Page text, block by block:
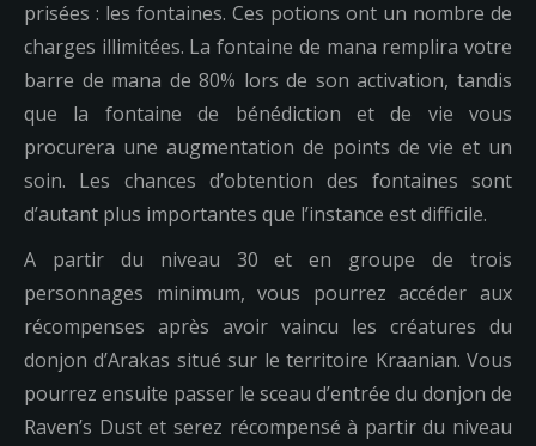
prisées : les fontaines. Ces potions ont un nombre de
charges illimitées. La fontaine de mana remplira votre
barre de mana de 80% lors de son activation, tandis
que la fontaine de bénédiction et de vie vous
procurera une augmentation de points de vie et un
soin. Les chances d’obtention des fontaines sont
d’autant plus importantes que l’instance est difficile.
A partir du niveau 30 et en groupe de trois
personnages minimum, vous pourrez accéder aux
récompenses après avoir vaincu les créatures du
donjon d’Arakas situé sur le territoire Kraanian. Vous
pourrez ensuite passer le sceau d’entrée du donjon de
Raven’s Dust et serez récompensé à partir du niveau